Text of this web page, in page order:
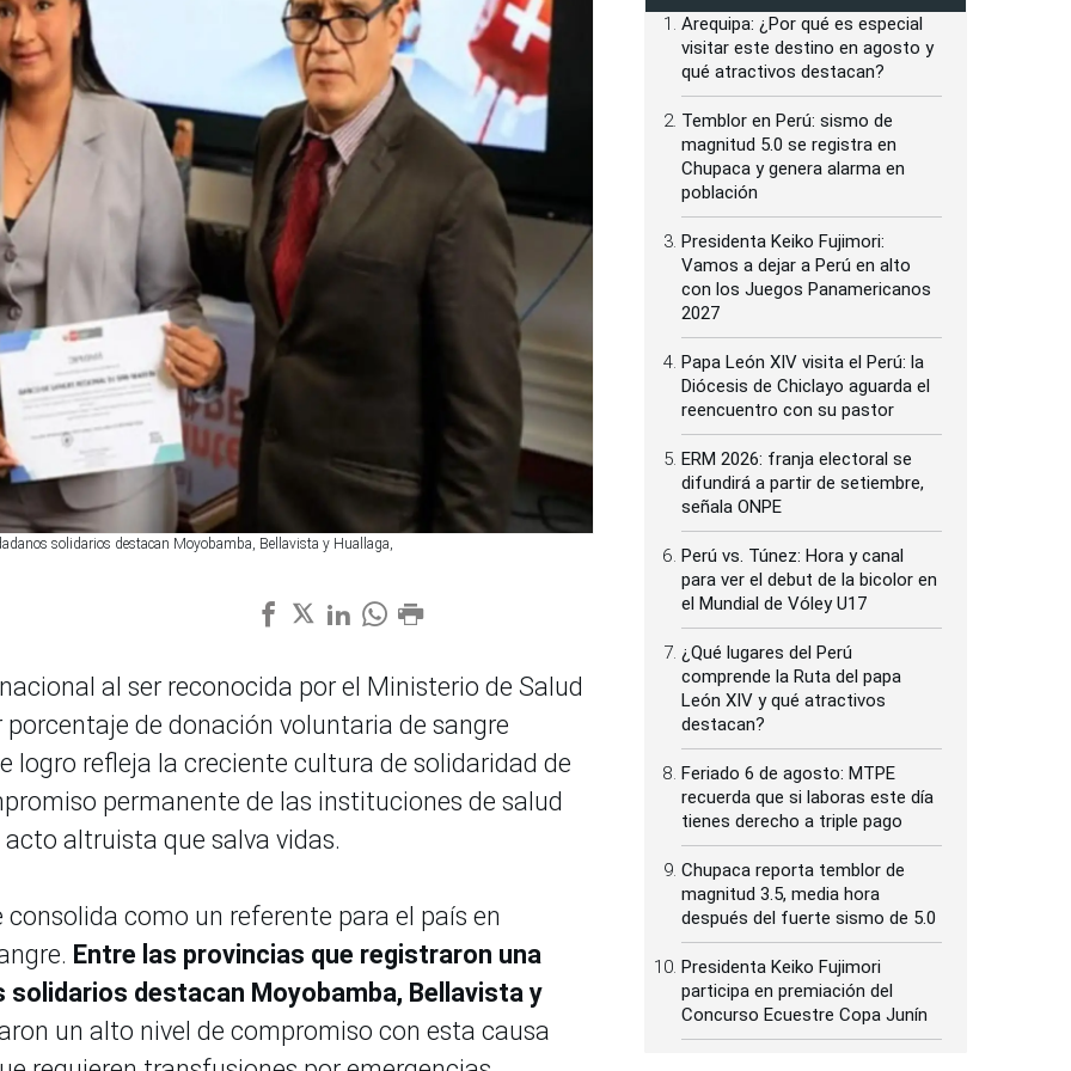
solidarios destacan Moyobamba, Bellavista y Huallaga,
al ser reconocida por el Ministerio de Salud
de donación voluntaria de sangre
logro refleja la creciente cultura de solidaridad de
permanente de las instituciones de salud
altruista que salva vidas.
como un referente para el país en
Entre las provincias que registraron una
destacan Moyobamba, Bellavista y
un alto nivel de compromiso con esta causa
Arequipa: ¿Por qué es especial
visitar este destino en agosto y
qué atractivos destacan?
Temblor en Perú: sismo de
magnitud 5.0 se registra en
Chupaca y genera alarma en
población
Presidenta Keiko Fujimori:
Vamos a dejar a Perú en alto
con los Juegos Panamericanos
2027
Papa León XIV visita el Perú: la
Diócesis de Chiclayo aguarda el
reencuentro con su pastor
ERM 2026: franja electoral se
difundirá a partir de setiembre,
señala ONPE
Perú vs. Túnez: Hora y canal
para ver el debut de la bicolor en
el Mundial de Vóley U17
¿Qué lugares del Perú
comprende la Ruta del papa
León XIV y qué atractivos
destacan?
Feriado 6 de agosto: MTPE
recuerda que si laboras este día
tienes derecho a triple pago
Chupaca reporta temblor de
magnitud 3.5, media hora
después del fuerte sismo de 5.0
Presidenta Keiko Fujimori
participa en premiación del
Concurso Ecuestre Copa Junín